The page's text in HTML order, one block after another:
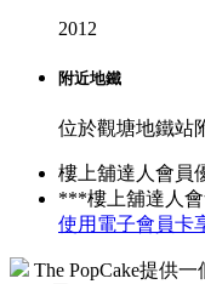
2012
附近地鐵
位於觀塘地鐵站
樓上舖達人會員
***樓上舖達人會
使用電子會員卡
The PopCake提供